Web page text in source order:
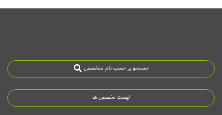
جستجو بر حسب نام متخصص
لیست تخصص ها